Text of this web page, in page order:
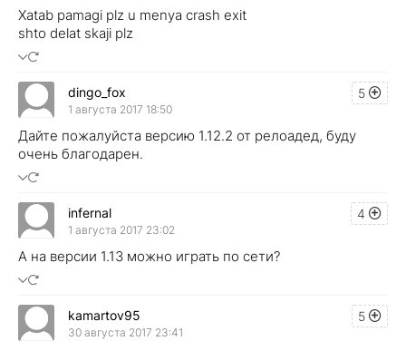
Xatab pamagi plz u menya crash exit
shto delat skaji plz
5
dingo_fox
1 августа 2017 18:50
Дайте пожалуйста версию 1.12.2 от релоадед, буду
очень благодарен.
4
infernal
1 августа 2017 23:02
А на версии 1.13 можно играть по сети?
5
kamartov95
30 августа 2017 23:41